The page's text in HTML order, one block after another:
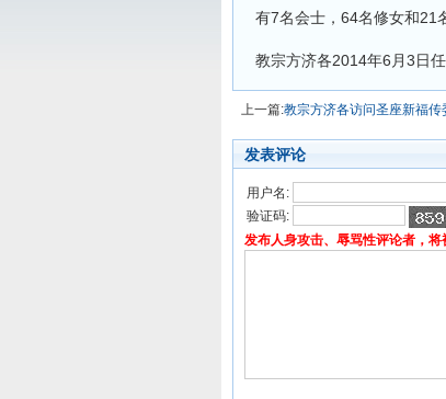
有7名会士，64名修女和21
教宗方济各2014年6月3日
上一篇:教宗方济各访问圣座新福传
发表评论
用户名:
验证码:
发布人身攻击、辱骂性评论者，将